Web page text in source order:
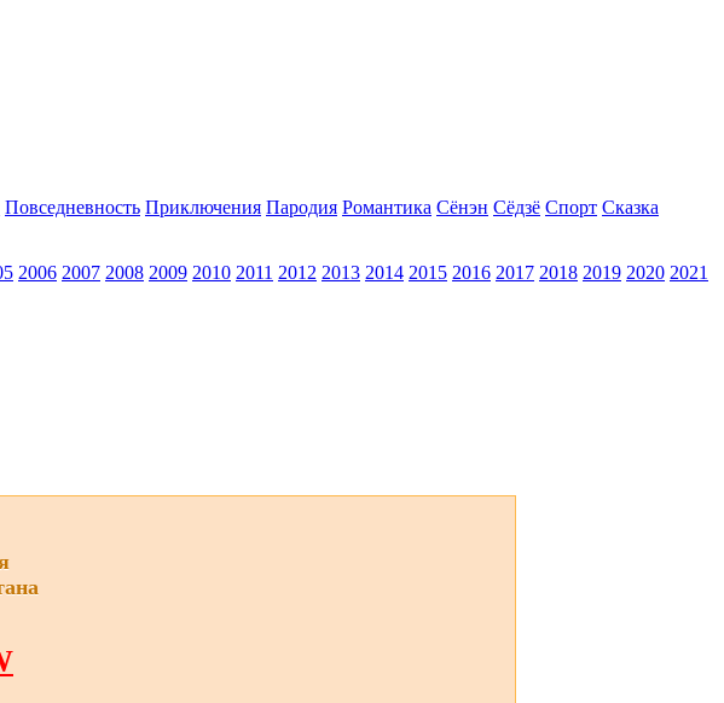
Повседневность Приключения Пародия Романтика Сёнэн Сёдзё Спорт Сказка
2006 2007 2008 2009 2010 2011 2012 2013 2014 2015 2016 2017 2018 2019 2020 2021